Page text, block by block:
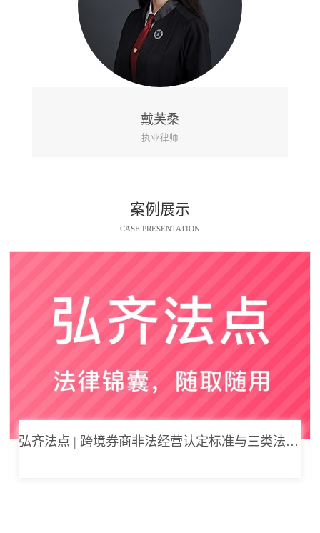
黄山
执业律师
案例展示
CASE PRESENTATION
弘齐法点 | 跨境券商非法经营认定标准与三类法律风险边界